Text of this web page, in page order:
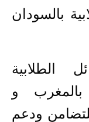
بالسودان
الطلابية
بالمغرب و
ودعم